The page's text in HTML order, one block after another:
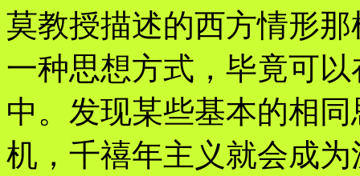
莫教授描述的西方情形
一种思想方式，毕竟可
中。发现某些基本的相
机，千禧年主义就会成